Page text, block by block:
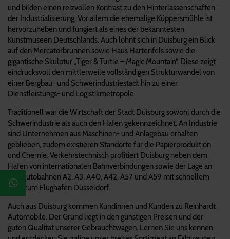
und bilden einen reizvollen Kontrast zu den Hinterlassenschaften
der Industrialisierung. Vor allem die ehemalige Küppersmühle ist
hervorzuheben und fungiert als eines der bekanntesten
Kunstmuseen Deutschlands. Auch lohnt sich in Duisburg ein Blick
auf den Mercatorbrunnen sowie Haus Hartenfels sowie die
gigantische Skulptur „Tiger & Turtle – Magic Mountain“. Diese zeigt
eindrucksvoll den mittlerweile vollständigen Strukturwandel von
einer Bergbau- und Schwerindustriestadt hin zu einer
Dienstleistungs- und Logistikmetropole.
Traditionell war die Wirtschaft der Stadt Duisburg sowohl durch die
Schwerindustrie als auch den Hafen gekennzeichnet. An Industrie
sind Unternehmen aus Maschinen- und Anlagebau erhalten
geblieben, zudem existieren Standorte für die Papierproduktion
und Chemie. Verkehrstechnisch profitiert Duisburg neben dem
Hafen von internationalen Bahnverbindungen sowie der Lage an
den Autobahnen A2, A3, A40, A42, A57 und A59 mit schnellem
Weg zum Flughafen Düsseldorf.
Auch aus Duisburg kommen Kundinnen und Kunden zu Reinhardt
Automobile. Der Grund liegt in den günstigen Preisen und der
guten Qualität unserer Gebrauchtwagen. Lernen Sie uns kennen